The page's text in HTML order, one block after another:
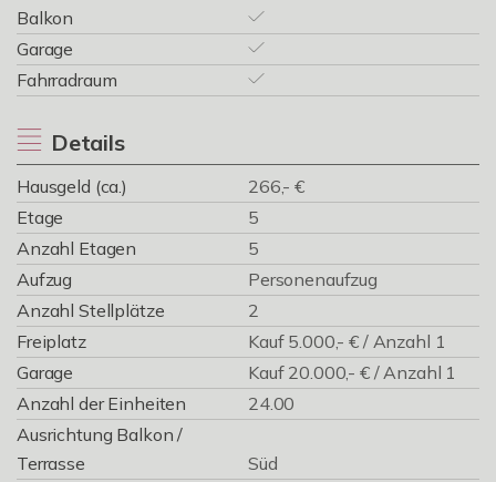
Balkon
Garage
Fahrradraum
Details
Hausgeld (ca.)
266,- €
Etage
5
Anzahl Etagen
5
Aufzug
Personenaufzug
Anzahl Stellplätze
2
Freiplatz
Kauf 5.000,- € / Anzahl 1
Garage
Kauf 20.000,- € / Anzahl 1
Anzahl der Einheiten
24.00
Ausrichtung Balkon /
Terrasse
Süd